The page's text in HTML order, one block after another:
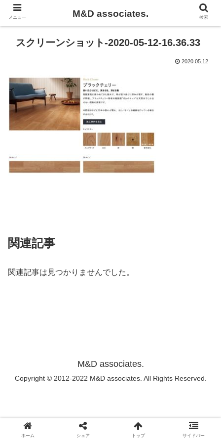
スクリーンショット-2020-05-12-16.36.33
2020.05.12
関連記事
関連記事は見つかりませんでした。
M&D associates.
Copyright © 2012-2022 M&D associates. All Rights Reserved.
メニュー M&D associates. 検索
ホーム シェア トップ サイドバー